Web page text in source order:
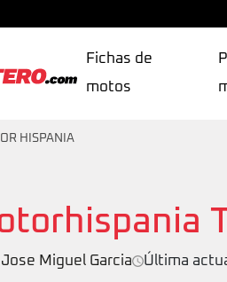
Fichas de
motos
HISPANIA
Jose Miguel Garcia Última